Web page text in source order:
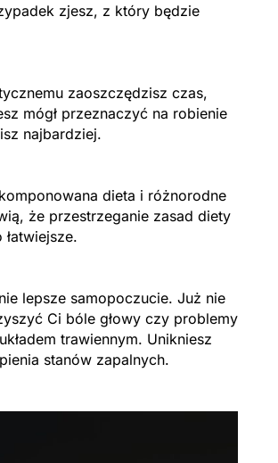
zjesz, z który będzie
zaoszczędzisz czas,
mógł przeznaczyć na robienie
najbardziej.
dieta i różnorodne
że przestrzeganie zasad diety
lepsze samopoczucie. Już nie
Ci bóle głowy czy problemy
trawiennym. Unikniesz
stanów zapalnych.